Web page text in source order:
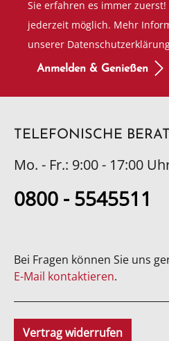
Sie erfahren es immer
jederzeit möglich. Mehr
unserer
Anmelden & Genießen
TELEFONISCHE
Mo. - Fr.: 9:00 - 17:00
0800 - 5545511
Bei Fragen können Sie uns
E-Mail kontaktieren.
Vertrag widerrufen